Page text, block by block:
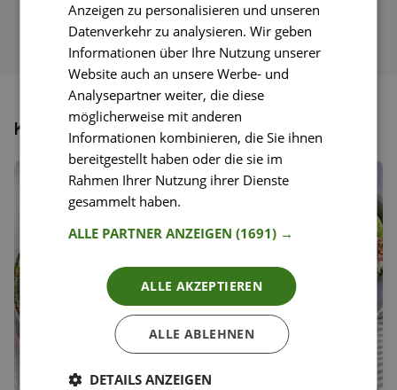
Könnte dir auch gefallen
Anzeigen zu personalisieren und unseren
Datenverkehr zu analysieren. Wir geben
Informationen über Ihre Nutzung unserer
Website auch an unsere Werbe- und
Analysepartner weiter, die diese
möglicherweise mit anderen
Informationen kombinieren, die Sie ihnen
bereitgestellt haben oder die sie im
Rahmen Ihrer Nutzung ihrer Dienste
gesammelt haben.
ALLE PARTNER ANZEIGEN(1691) →
ALLE AKZEPTIEREN
ALLE ABLEHNEN
DETAILS ANZEIGEN